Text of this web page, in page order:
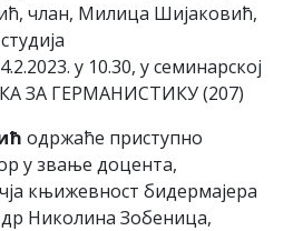
члан, Милица Шијаковић,
у 10.30, у семинарској
ЗА ГЕРМАНИСТИКУ (207)
одржаће приступно
у звање доцента,
књижевност бидермајера
Николина Зобеница,